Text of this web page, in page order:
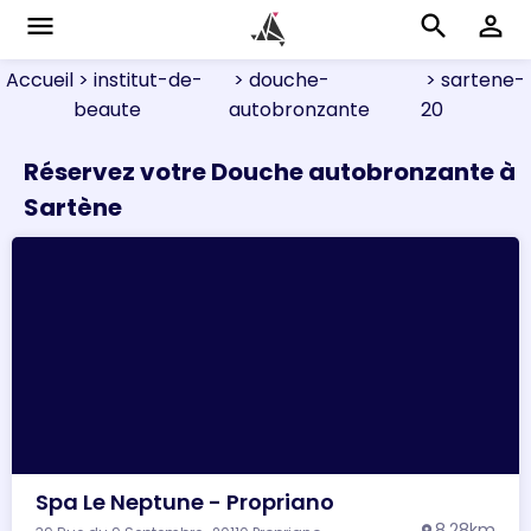
menu search perm_identity
Accueil > institut-de-
beaute
> douche-
autobronzante
> sartene-
20
Réservez votre Douche autobronzante à
Sartène
Spa Le Neptune - Propriano